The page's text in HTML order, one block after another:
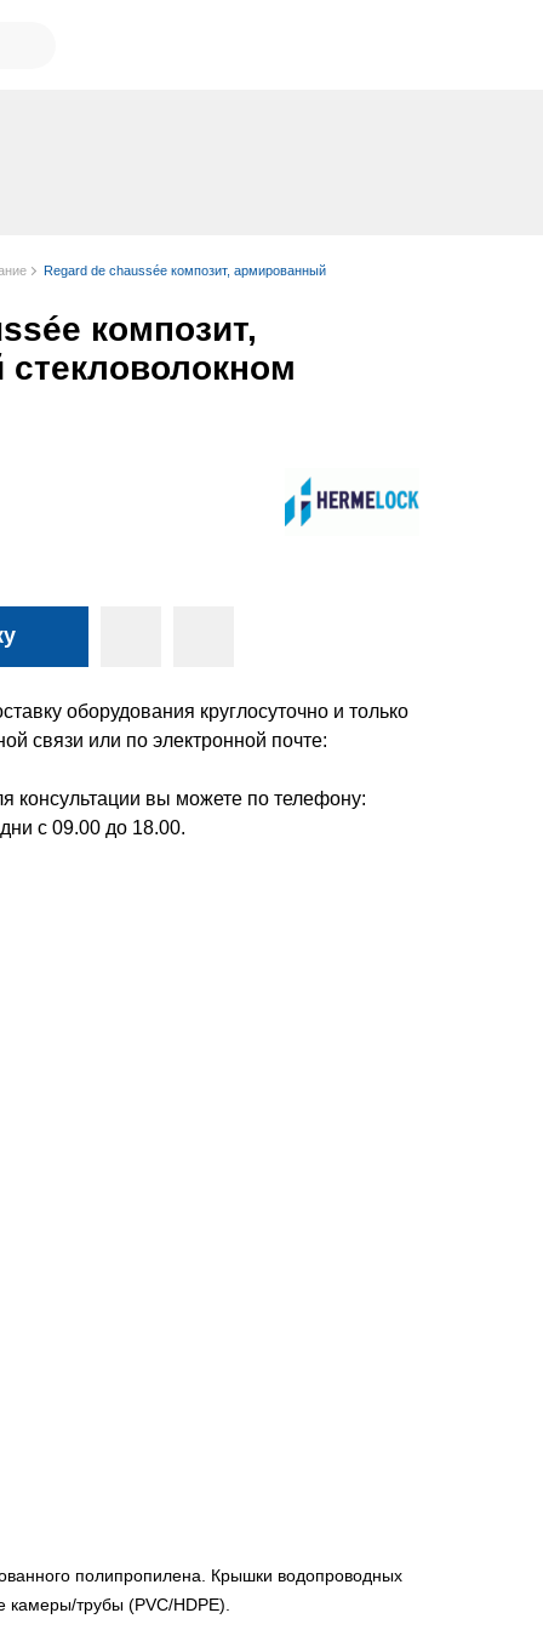
Regard de chaussée композит, армированный
композит,
оборудования круглосуточно и только
связи или по электронной почте:
консультации вы можете по телефону:
с 09.00 до 18.00.
полипропилена. Крышки водопроводных
камеры/трубы (PVC/HDPE).